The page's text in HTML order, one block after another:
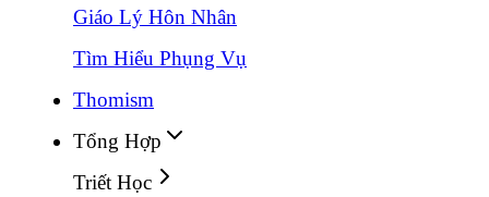
Giáo Lý Hôn Nhân
Tìm Hiểu Phụng Vụ
Thomism
Tổng Hợp
Triết Học